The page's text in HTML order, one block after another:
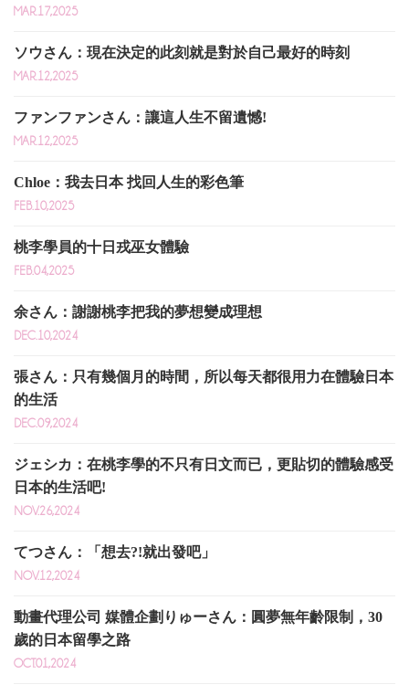
MAR.17,2025
ソウさん：現在決定的此刻就是對於自己最好的時刻
MAR.12,2025
ファンファンさん：讓這人生不留遺憾!
MAR.12,2025
Chloe：我去日本 找回人生的彩色筆
FEB.10,2025
桃李學員的十日戎巫女體驗
FEB.04,2025
余さん：謝謝桃李把我的夢想變成理想
DEC.10,2024
張さん：只有幾個月的時間，所以每天都很用力在體驗日本
的生活
DEC.09,2024
ジェシカ：在桃李學的不只有日文而已，更貼切的體驗感受
日本的生活吧!
NOV.26,2024
てつさん：「想去?!就出發吧」
NOV.12,2024
動畫代理公司 媒體企劃りゅーさん：圓夢無年齡限制，30
歲的日本留學之路
OCT.01,2024